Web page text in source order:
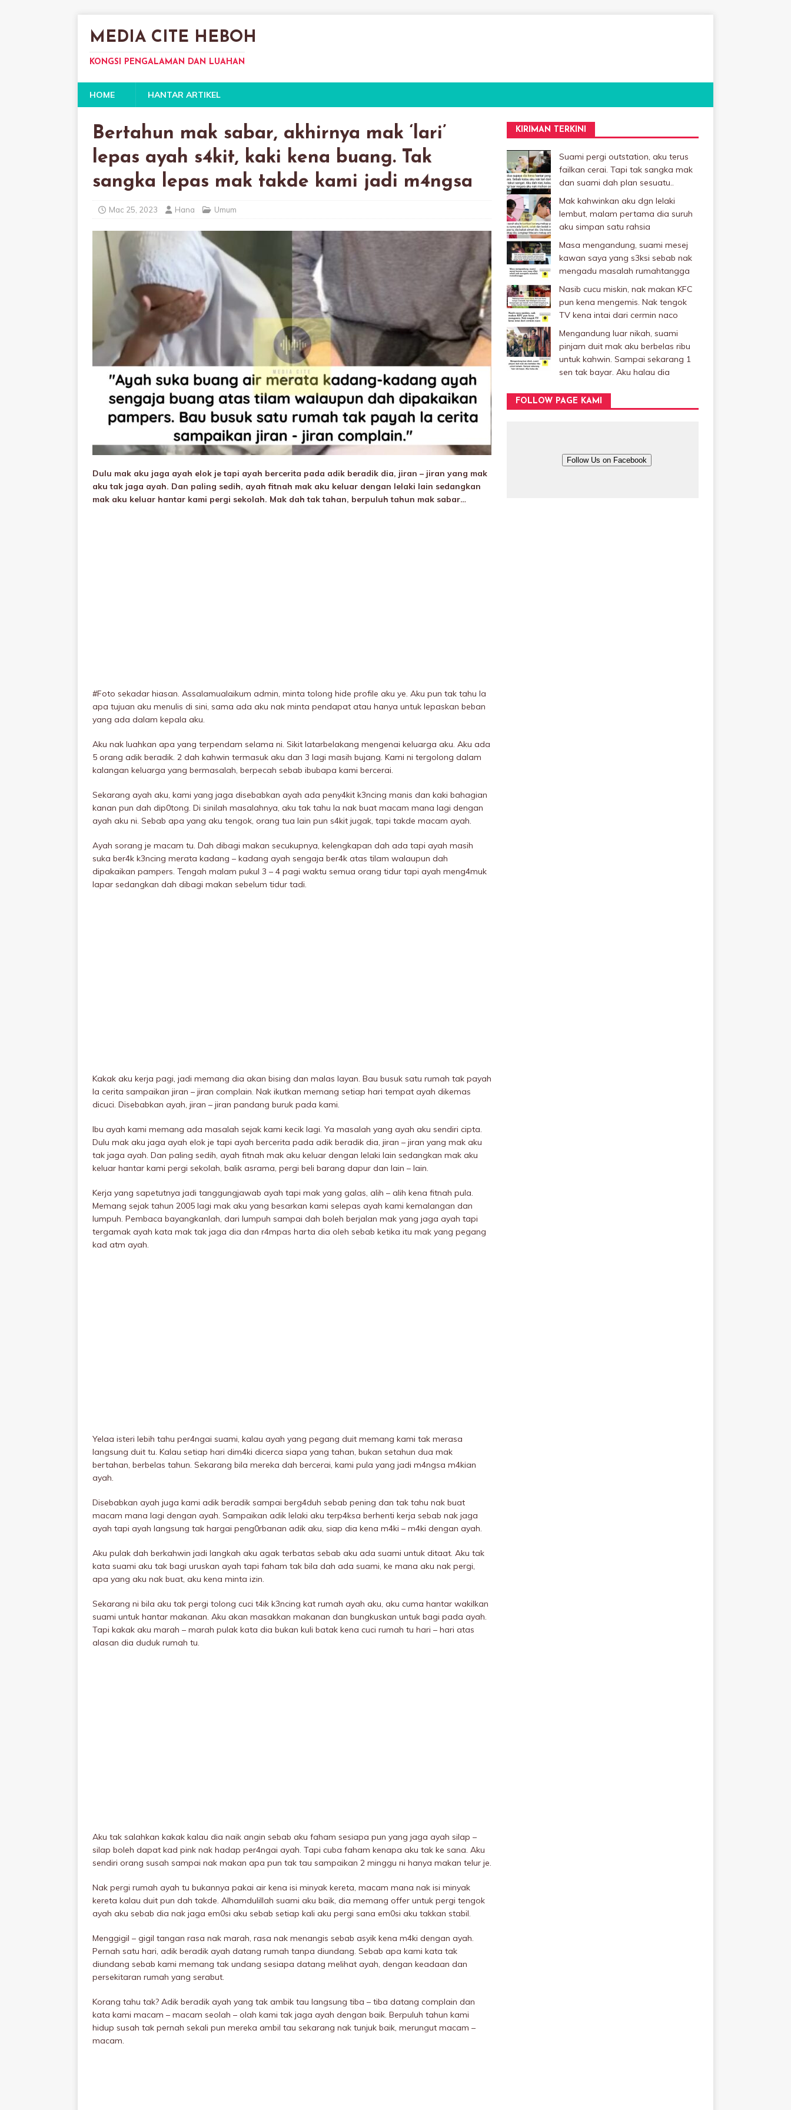
MEDIA CITE HEBOH
KONGSI PENGALAMAN DAN LUAHAN
HOME HANTAR ARTIKEL
Bertahun mak sabar, akhirnya mak ‘lari’
lepas ayah s4kit, kaki kena buang. Tak
sangka lepas mak takde kami jadi m4ngsa
Mac 25, 2023 Hana Umum
Dulu mak aku jaga ayah elok je tapi ayah bercerita pada adik beradik dia, jiran – jiran yang mak
aku tak jaga ayah. Dan paling sedih, ayah fitnah mak aku keluar dengan lelaki lain sedangkan
mak aku keluar hantar kami pergi sekolah. Mak dah tak tahan, berpuluh tahun mak sabar…
#Foto sekadar hiasan. Assalamualaikum admin, minta tolong hide profile aku ye. Aku pun tak tahu la
apa tujuan aku menulis di sini, sama ada aku nak minta pendapat atau hanya untuk lepaskan beban
yang ada dalam kepala aku.
Aku nak luahkan apa yang terpendam selama ni. Sikit latarbelakang mengenai keluarga aku. Aku ada
5 orang adik beradik. 2 dah kahwin termasuk aku dan 3 lagi masih bujang. Kami ni tergolong dalam
kalangan keluarga yang bermasalah, berpecah sebab ibubapa kami bercerai.
Sekarang ayah aku, kami yang jaga disebabkan ayah ada peny4kit k3ncing manis dan kaki bahagian
kanan pun dah dip0tong. Di sinilah masalahnya, aku tak tahu la nak buat macam mana lagi dengan
ayah aku ni. Sebab apa yang aku tengok, orang tua lain pun s4kit jugak, tapi takde macam ayah.
Ayah sorang je macam tu. Dah dibagi makan secukupnya, kelengkapan dah ada tapi ayah masih
suka ber4k k3ncing merata kadang – kadang ayah sengaja ber4k atas tilam walaupun dah
dipakaikan pampers. Tengah malam pukuI 3 – 4 pagi waktu semua orang tidur tapi ayah meng4muk
lapar sedangkan dah dibagi makan sebelum tidur tadi.
Kakak aku kerja pagi, jadi memang dia akan bising dan malas layan. Bau busuk satu rumah tak payah
la cerita sampaikan jiran – jiran complain. Nak ikutkan memang setiap hari tempat ayah dikemas
dicuci. Disebabkan ayah, jiran – jiran pandang buruk pada kami.
Ibu ayah kami memang ada masalah sejak kami kecik lagi. Ya masalah yang ayah aku sendiri cipta.
Dulu mak aku jaga ayah elok je tapi ayah bercerita pada adik beradik dia, jiran – jiran yang mak aku
tak jaga ayah. Dan paling sedih, ayah fitnah mak aku keluar dengan lelaki lain sedangkan mak aku
keluar hantar kami pergi sekolah, balik asrama, pergi beli barang dapur dan lain – lain.
Kerja yang sapetutnya jadi tanggungjawab ayah tapi mak yang galas, alih – alih kena fitnah pula.
Memang sejak tahun 2005 lagi mak aku yang besarkan kami selepas ayah kami kemaIangan dan
Iumpuh. Pembaca bayangkanlah, dari Iumpuh sampai dah boleh berjalan mak yang jaga ayah tapi
tergamak ayah kata mak tak jaga dia dan r4mpas harta dia oleh sebab ketika itu mak yang pegang
kad atm ayah.
Yelaa isteri lebih tahu per4ngai suami, kalau ayah yang pegang duit memang kami tak merasa
langsung duit tu. Kalau setiap hari dim4ki dicerca siapa yang tahan, bukan setahun dua mak
bertahan, berbelas tahun. Sekarang bila mereka dah bercerai, kami pula yang jadi m4ngsa m4kian
ayah.
Disebabkan ayah juga kami adik beradik sampai berg4duh sebab pening dan tak tahu nak buat
macam mana lagi dengan ayah. Sampaikan adik lelaki aku terp4ksa berhenti kerja sebab nak jaga
ayah tapi ayah langsung tak hargai peng0rbanan adik aku, siap dia kena m4ki – m4ki dengan ayah.
Aku pulak dah berkahwin jadi langkah aku agak terbatas sebab aku ada suami untuk ditaat. Aku tak
kata suami aku tak bagi uruskan ayah tapi faham tak bila dah ada suami, ke mana aku nak pergi,
apa yang aku nak buat, aku kena minta izin.
Sekarang ni bila aku tak pergi tolong cuci t4ik k3ncing kat rumah ayah aku, aku cuma hantar wakilkan
suami untuk hantar makanan. Aku akan masakkan makanan dan bungkuskan untuk bagi pada ayah.
Tapi kakak aku marah – marah pulak kata dia bukan kuIi batak kena cuci rumah tu hari – hari atas
alasan dia duduk rumah tu.
Aku tak salahkan kakak kalau dia naik angin sebab aku faham sesiapa pun yang jaga ayah silap –
silap boleh dapat kad pink nak hadap per4ngai ayah. Tapi cuba faham kenapa aku tak ke sana. Aku
sendiri orang susah sampai nak makan apa pun tak tau sampaikan 2 minggu ni hanya makan telur je.
Nak pergi rumah ayah tu bukannya pakai air kena isi minyak kereta, macam mana nak isi minyak
kereta kalau duit pun dah takde. Alhamdulillah suami aku baik, dia memang offer untuk pergi tengok
ayah aku sebab dia nak jaga em0si aku sebab setiap kali aku pergi sana em0si aku takkan stabil.
Menggigil – gigil tangan rasa nak marah, rasa nak menangis sebab asyik kena m4ki dengan ayah.
Pernah satu hari, adik beradik ayah datang rumah tanpa diundang. Sebab apa kami kata tak
diundang sebab kami memang tak undang sesiapa datang melihat ayah, dengan keadaan dan
persekitaran rumah yang serabut.
Korang tahu tak? Adik beradik ayah yang tak ambik tau langsung tiba – tiba datang complain dan
kata kami macam – macam seolah – olah kami tak jaga ayah dengan baik. Berpuluh tahun kami
hidup susah tak pernah sekali pun mereka ambil tau sekarang nak tunjuk baik, merungut macam –
macam.
KIRIMAN TERKINI
Suami pergi outstation, aku terus
failkan cerai. Tapi tak sangka mak
dan suami dah plan sesuatu..
Mak kahwinkan aku dgn lelaki
Iembut, malam pertama dia suruh
aku simpan satu rahsia
Masa mengandung, suami mesej
kawan saya yang s3ksi sebab nak
mengadu masalah rumahtangga
Nasib cucu miskin, nak makan KFC
pun kena mengemis. Nak tengok
TV kena intai dari cermin naco
Mengandung luar nikah, suami
pinjam duit mak aku berbelas ribu
untuk kahwin. Sampai sekarang 1
sen tak bayar. Aku halau dia
FOLLOW PAGE KAMI
Follow Us on Facebook